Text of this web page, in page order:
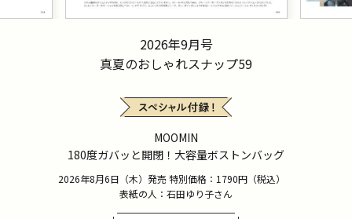
2026年9月号
真夏のおしゃれスナップ59
MOOMIN
180度ガバッと開閉！大容量ボストンバッグ
2026年8月6日（木）発売 特別価格：1790円（税込）
表紙の人：石田ゆり子さん